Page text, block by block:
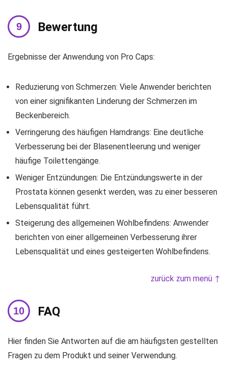
Bewertung
Ergebnisse der Anwendung von Pro Caps:
Reduzierung von Schmerzen: Viele Anwender berichten
von einer signifikanten Linderung der Schmerzen im
Beckenbereich.
Verringerung des häufigen Harndrangs: Eine deutliche
Verbesserung bei der Blasenentleerung und weniger
häufige Toilettengänge.
Weniger Entzündungen: Die Entzündungswerte in der
Prostata können gesenkt werden, was zu einer besseren
Lebensqualität führt.
Steigerung des allgemeinen Wohlbefindens: Anwender
berichten von einer allgemeinen Verbesserung ihrer
Lebensqualität und eines gesteigerten Wohlbefindens.
zurück zum menü ↑
FAQ
Hier finden Sie Antworten auf die am häufigsten gestellten
Fragen zu dem Produkt und seiner Verwendung.